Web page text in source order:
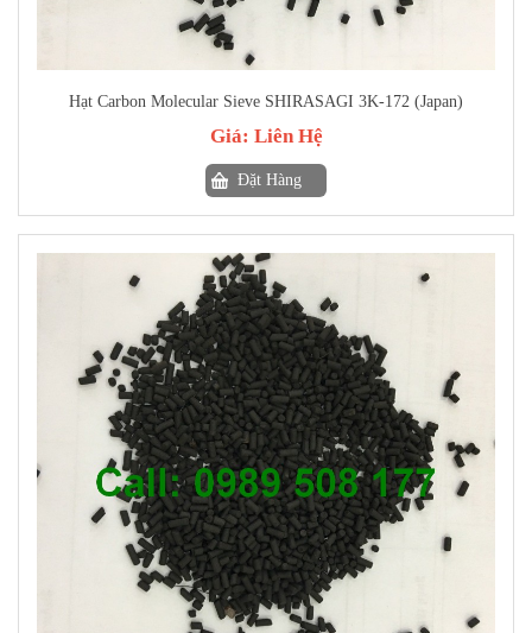
Hạt Carbon Molecular Sieve SHIRASAGI 3K-172 (Japan)
Giá: Liên Hệ
Đặt Hàng